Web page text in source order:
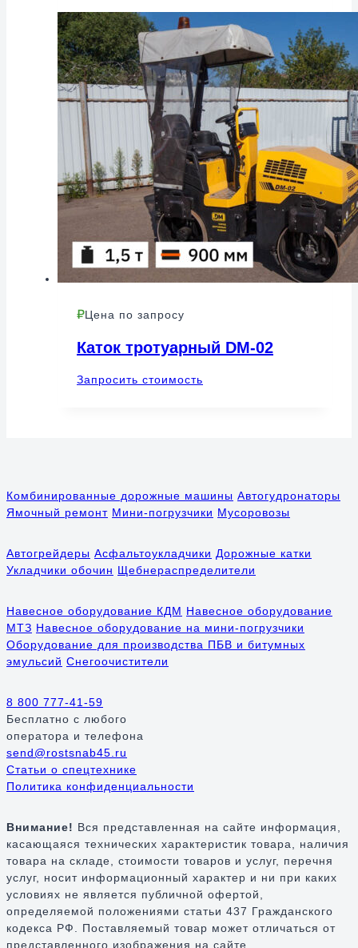
Цена по запросу
Каток тротуарный DM-02
Запросить стоимость
Комбинированные дорожные машины Автогудронаторы
Ямочный ремонт Мини-погрузчики Мусоровозы
Автогрейдеры Асфальтоукладчики Дорожные катки
Укладчики обочин Щебнераспределители
Навесное оборудование КДМ Навесное оборудование
МТЗ Навесное оборудование на мини-погрузчики
Оборудование для производства ПБВ и битумных
эмульсий Снегоочистители
8 800 777-41-59
Бесплатно с любого
оператора и телефона
send@rostsnab45.ru
Статьи о спецтехнике
Политика конфиденциальности
Внимание! Вся представленная на сайте информация,
касающаяся технических характеристик товара, наличия
товара на складе, стоимости товаров и услуг, перечня
услуг, носит информационный характер и ни при каких
условиях не является публичной офертой,
определяемой положениями статьи 437 Гражданского
кодекса РФ. Поставляемый товар может отличаться от
представленного изображения на сайте